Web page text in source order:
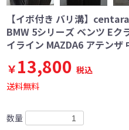
【イボ付き バリ溝】
BMW 5シリーズ ベンツ Eク
イライン MAZDA6 アテンザ
￥13,800 税込
送料無料
数量